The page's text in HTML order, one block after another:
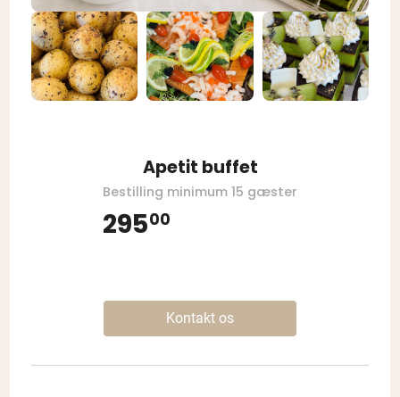
Apetit buffet
Bestilling minimum 15 gæster
29500
Kontakt os